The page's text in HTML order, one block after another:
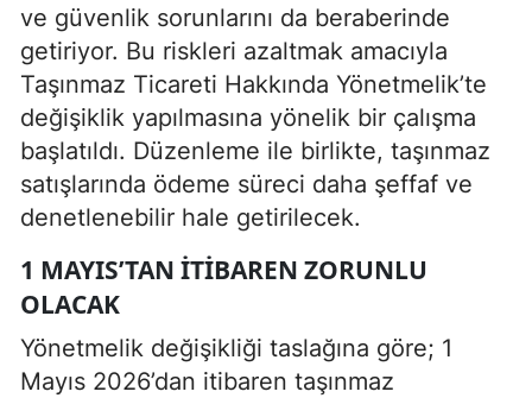
ve güvenlik sorunlarını da beraberinde
getiriyor. Bu riskleri azaltmak amacıyla
Taşınmaz Ticareti Hakkında Yönetmelik’te
değişiklik yapılmasına yönelik bir çalışma
başlatıldı. Düzenleme ile birlikte, taşınmaz
satışlarında ödeme süreci daha şeffaf ve
denetlenebilir hale getirilecek.
1 MAYIS’TAN ITIBAREN ZORUNLU
OLACAK
Yönetmelik değişikliği taslağına göre; 1
Mayıs 2026’dan itibaren taşınmaz